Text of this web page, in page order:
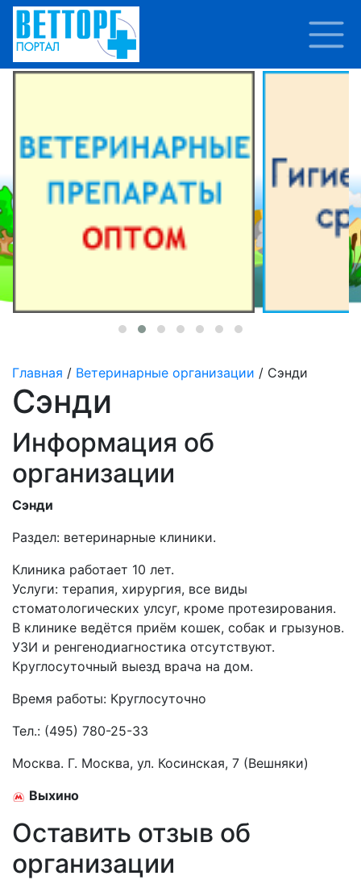
Главная / Ветеринарные организации / Сэнди
Сэнди
Информация об
организации
Сэнди
Раздел: ветеринарные клиники.
Клиника работает 10 лет.
Услуги: терапия, хирургия, все виды
стоматологических улсуг, кроме протезирования.
В клинике ведётся приём кошек, собак и грызунов.
УЗИ и ренгенодиагностика отсутствуют.
Круглосуточный выезд врача на дом.
Время работы: Круглосуточно
Тел.: (495) 780-25-33
Москва. Г. Москва, ул. Косинская, 7 (Вешняки)
Выхино
Оставить отзыв об
организации